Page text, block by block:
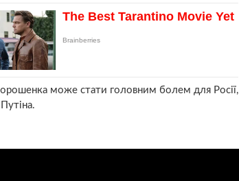
може стати головним болем для Росії,